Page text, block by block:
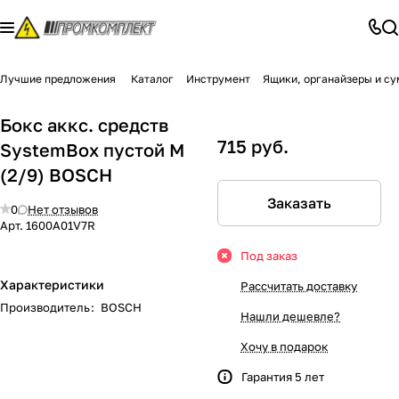
Лучшие предложения Каталог Инструмент Ящики, органайзеры и
Бокс аккс. средств
SystemBox пустой M
(2/9) BOSСH
0
Нет отзывов
Арт. 1600А01V7R
Характеристики
Производитель: BOSCH
715 руб.
Заказать
Под заказ
Рассчитать доставку
Нашли дешевле?
Хочу в подарок
Гарантия 5 лет